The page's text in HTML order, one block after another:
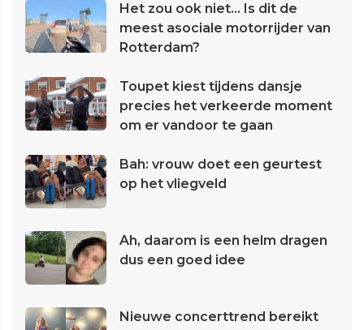
Het zou ook niet... Is dit de
meest asociale motorrijder van
Rotterdam?
Toupet kiest tijdens dansje
precies het verkeerde moment
om er vandoor te gaan
Bah: vrouw doet een geurtest
op het vliegveld
Ah, daarom is een helm dragen
dus een goed idee
Nieuwe concerttrend bereikt